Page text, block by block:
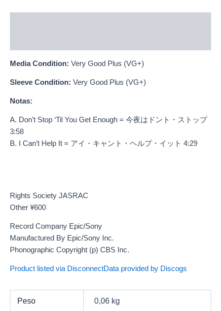
Media Condition: Very Good Plus (VG+)
Sleeve Condition: Very Good Plus (VG+)
Notas:
A. Don’t Stop ‘Til You Get Enough = 今夜はドント・ストップ
3:58
B. I Can’t Help It = アイ・キャント・ヘルプ・イット 4:29
Rights Society JASRAC
Other ¥600
Record Company Epic/Sony
Manufactured By Epic/Sony Inc.
Phonographic Copyright (p) CBS Inc.
Product listed via DisconnectData provided by Discogs
Peso 0,06 kg